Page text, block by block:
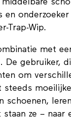
Trap-Wip.
met
De gebruiker,
om
schoenen,
ze – naar